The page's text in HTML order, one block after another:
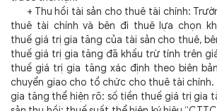
+ Thu hồi tài sản cho thuê tài chính:
thuê tài chính và bên đi thuê lựa chọn
thuế giá trị gia tăng của tài sản cho thuê,
thuế giá trị gia tăng đã khấu trừ tính trên
thuế giá trị gia tăng xác định theo biên
chuyển giao cho tổ chức cho thuê tài chính.
gia tăng thể hiện rõ: số tiền thuế giá trị gia